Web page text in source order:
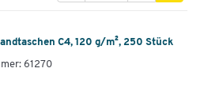
C4, 120 g/m², 250 Stück
61270